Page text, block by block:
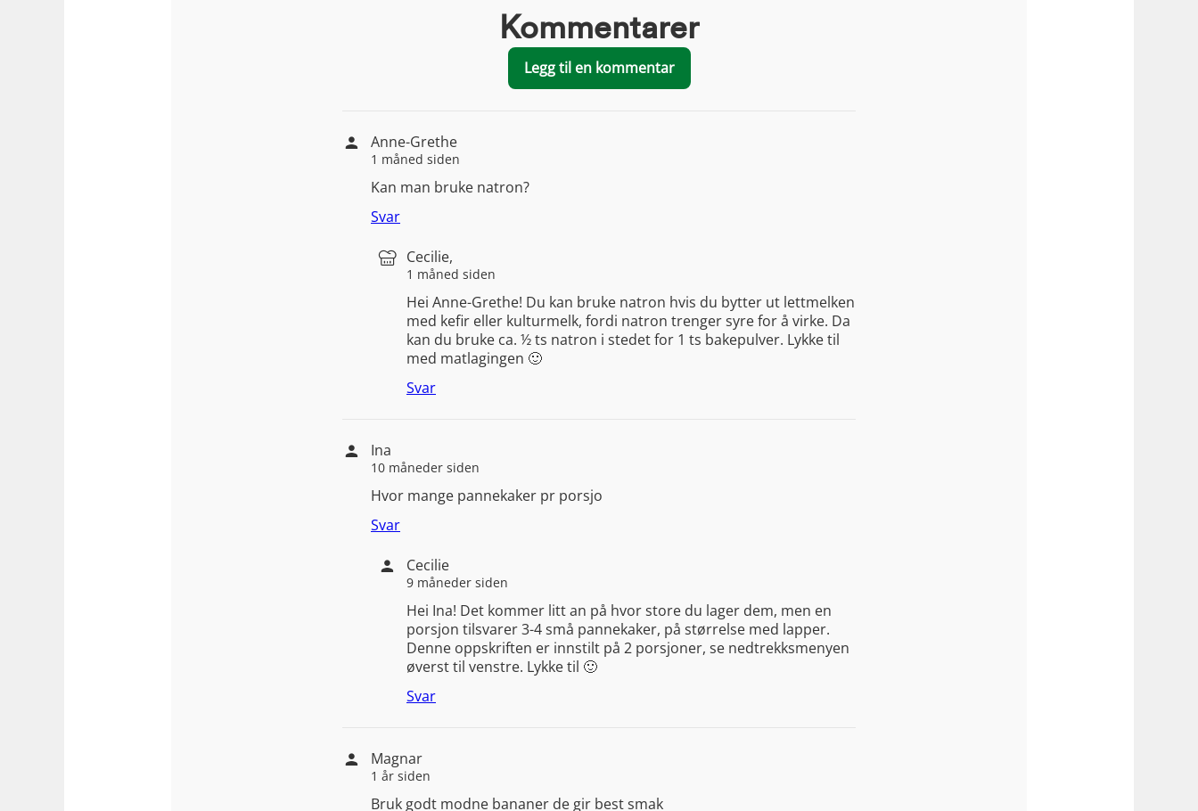
Kommentarer
Legg til en kommentar
Anne-Grethe
1 måned siden
Kan man bruke natron?
Svar
Cecilie,
1 måned siden
Hei Anne-Grethe! Du kan bruke natron hvis du bytter ut lettmelken
med kefir eller kulturmelk, fordi natron trenger syre for å virke. Da
kan du bruke ca. ½ ts natron i stedet for 1 ts bakepulver. Lykke til
med matlagingen 🙂
Svar
Ina
10 måneder siden
Hvor mange pannekaker pr porsjo
Svar
Cecilie
9 måneder siden
Hei Ina! Det kommer litt an på hvor store du lager dem, men en
porsjon tilsvarer 3-4 små pannekaker, på størrelse med lapper.
Denne oppskriften er innstilt på 2 porsjoner, se nedtrekksmenyen
øverst til venstre. Lykke til 🙂
Svar
Magnar
1 år siden
Bruk godt modne bananer de gir best smak